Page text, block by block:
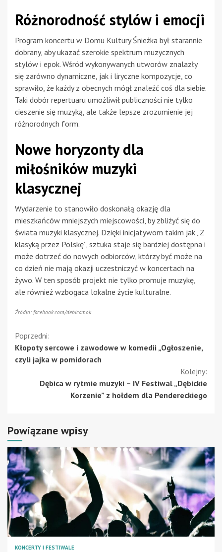
Różnorodność stylów i emocji
Program koncertu w Domu Kultury Śnieżka był starannie
dobrany, aby ukazać szerokie spektrum muzycznych
stylów i epok. Wśród wykonywanych utworów znalazły
się zarówno dynamiczne, jak i liryczne kompozycje, co
sprawiło, że każdy z obecnych mógł znaleźć coś dla siebie.
Taki dobór repertuaru umożliwił publiczności nie tylko
cieszenie się muzyką, ale także lepsze zrozumienie jej
różnorodnych form.
Nowe horyzonty dla
miłośników muzyki
klasycznej
Wydarzenie to stanowiło doskonałą okazję dla
mieszkańców mniejszych miejscowości, by zbliżyć się do
świata muzyki klasycznej. Dzięki inicjatywom takim jak „Z
klasyką przez Polskę”, sztuka staje się bardziej dostępna i
może dotrzeć do nowych odbiorców, którzy być może na
co dzień nie mają okazji uczestniczyć w koncertach na
żywo. W ten sposób projekt nie tylko promuje muzykę,
ale również wzbogaca lokalne życie kulturalne.
Źródło: facebook.com/debicamok
Kontynuuj
czytanie
Poprzedni:
Kłopoty sercowe i zawodowe w komedii „Ogłoszenie,
czyli jajka w pomidorach
Kolejny:
Dębica w rytmie muzyki – IV Festiwal „Dębickie
Korzenie” z hołdem dla Pendereckiego
Powiązane wpisy
KONCERTY I FESTIWALE